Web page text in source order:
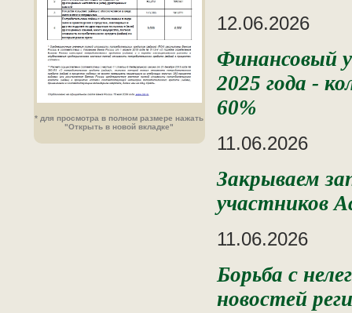
* для просмотра в полном размере нажать
"Открыть в новой вкладке"
12.06.2026
Финансовый
2025 года -
60%
11.06.2026
Закрываем
участников
11.06.2026
Борьба с
новостей